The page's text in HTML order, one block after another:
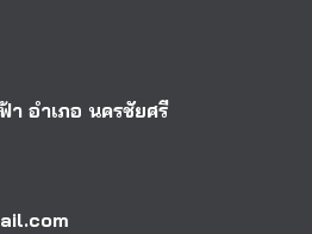
อำเภอ นครชัยศรี